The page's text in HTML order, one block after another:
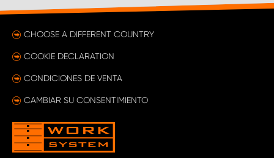
CHOOSE A DIFFERENT COUNTRY
COOKIE DECLARATION
CONDICIONES DE VENTA
CAMBIAR SU CONSENTIMIENTO